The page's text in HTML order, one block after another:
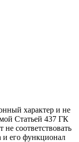
характер и не
Статьей 437 ГК
соответствовать
и его функционал